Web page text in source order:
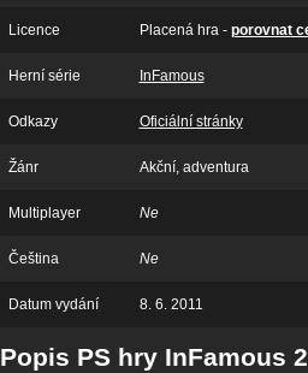
Licence Placená hra - porovnat
Herní série InFamous
Odkazy Oficiální stránky
Žánr Akční, adventura
Multiplayer Ne
Čeština Ne
Datum vydání 8. 6. 2011
Popis PS hry InFamous 2